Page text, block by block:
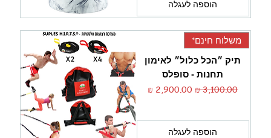
הוספה לעגלה
משלוח חינם*
תיק ״הכל כלול״ לאימון
תחנות - סופלס
מחיר רגיל‏3,100.00 ‏₪ מחיר מבצע
הוספה לעגלה